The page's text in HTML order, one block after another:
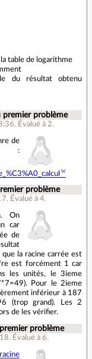
table de logarithme
du résultat obtenu
premier problème
. Évalué à 2.
de
:
problème
. Évalué à4.
On
car
de
la racine carrée est
est forcément 1 car
les unités, le 3ieme
Pour le 2ieme
inférieur à 187
(trop grand). Les 2
de les vérifier.
problème
. Évalué à 6.